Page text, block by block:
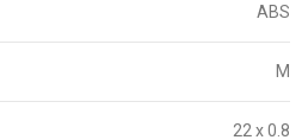
ABS
M
22 x 0.8